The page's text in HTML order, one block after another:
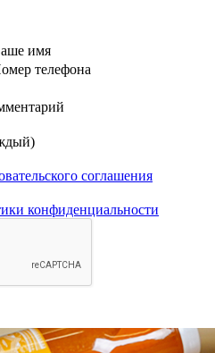
имя
телефона
соглашения
конфиденциальности